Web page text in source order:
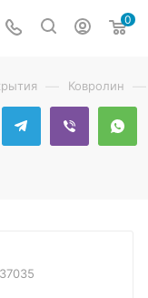
0
— Ковролин —